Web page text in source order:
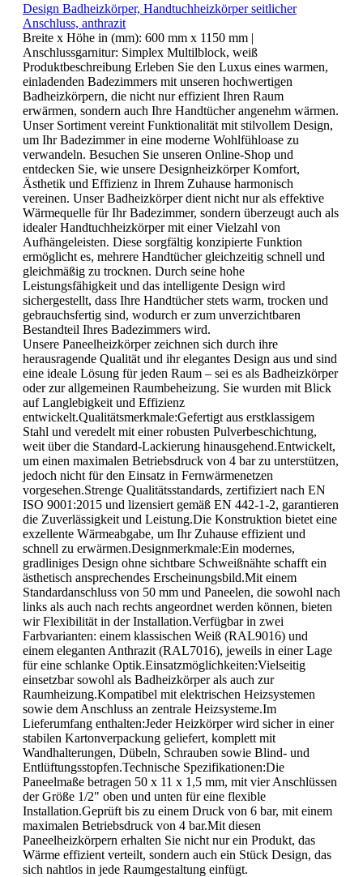
Design Badheizkörper, Handtuchheizkörper seitlicher
Anschluss, anthrazit
Breite x Höhe in (mm): 600 mm x 1150 mm |
Anschlussgarnitur: Simplex Multilblock, weiß
Produktbeschreibung Erleben Sie den Luxus eines warmen,
einladenden Badezimmers mit unseren hochwertigen
Badheizkörpern, die nicht nur effizient Ihren Raum
erwärmen, sondern auch Ihre Handtücher angenehm wärmen.
Unser Sortiment vereint Funktionalität mit stilvollem Design,
um Ihr Badezimmer in eine moderne Wohlfühloase zu
verwandeln. Besuchen Sie unseren Online-Shop und
entdecken Sie, wie unsere Designheizkörper Komfort,
Ästhetik und Effizienz in Ihrem Zuhause harmonisch
vereinen. Unser Badheizkörper dient nicht nur als effektive
Wärmequelle für Ihr Badezimmer, sondern überzeugt auch als
idealer Handtuchheizkörper mit einer Vielzahl von
Aufhängeleisten. Diese sorgfältig konzipierte Funktion
ermöglicht es, mehrere Handtücher gleichzeitig schnell und
gleichmäßig zu trocknen. Durch seine hohe
Leistungsfähigkeit und das intelligente Design wird
sichergestellt, dass Ihre Handtücher stets warm, trocken und
gebrauchsfertig sind, wodurch er zum unverzichtbaren
Bestandteil Ihres Badezimmers wird.
Unsere Paneelheizkörper zeichnen sich durch ihre
herausragende Qualität und ihr elegantes Design aus und sind
eine ideale Lösung für jeden Raum – sei es als Badheizkörper
oder zur allgemeinen Raumbeheizung. Sie wurden mit Blick
auf Langlebigkeit und Effizienz
entwickelt.Qualitätsmerkmale:Gefertigt aus erstklassigem
Stahl und veredelt mit einer robusten Pulverbeschichtung,
weit über die Standard-Lackierung hinausgehend.Entwickelt,
um einen maximalen Betriebsdruck von 4 bar zu unterstützen,
jedoch nicht für den Einsatz in Fernwärmenetzen
vorgesehen.Strenge Qualitätsstandards, zertifiziert nach EN
ISO 9001:2015 und lizensiert gemäß EN 442-1-2, garantieren
die Zuverlässigkeit und Leistung.Die Konstruktion bietet eine
exzellente Wärmeabgabe, um Ihr Zuhause effizient und
schnell zu erwärmen.Designmerkmale:Ein modernes,
gradliniges Design ohne sichtbare Schweißnähte schafft ein
ästhetisch ansprechendes Erscheinungsbild.Mit einem
Standardanschluss von 50 mm und Paneelen, die sowohl nach
links als auch nach rechts angeordnet werden können, bieten
wir Flexibilität in der Installation.Verfügbar in zwei
Farbvarianten: einem klassischen Weiß (RAL9016) und
einem eleganten Anthrazit (RAL7016), jeweils in einer Lage
für eine schlanke Optik.Einsatzmöglichkeiten:Vielseitig
einsetzbar sowohl als Badheizkörper als auch zur
Raumheizung.Kompatibel mit elektrischen Heizsystemen
sowie dem Anschluss an zentrale Heizsysteme.Im
Lieferumfang enthalten:Jeder Heizkörper wird sicher in einer
stabilen Kartonverpackung geliefert, komplett mit
Wandhalterungen, Dübeln, Schrauben sowie Blind- und
Entlüftungsstopfen.Technische Spezifikationen:Die
Paneelmaße betragen 50 x 11 x 1,5 mm, mit vier Anschlüssen
der Größe 1/2" oben und unten für eine flexible
Installation.Geprüft bis zu einem Druck von 6 bar, mit einem
maximalen Betriebsdruck von 4 bar.Mit diesen
Paneelheizkörpern erhalten Sie nicht nur ein Produkt, das
Wärme effizient verteilt, sondern auch ein Stück Design, das
sich nahtlos in jede Raumgestaltung einfügt.